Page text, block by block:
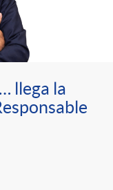
llega la